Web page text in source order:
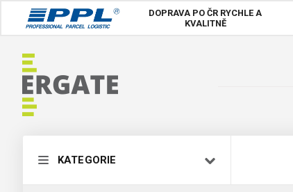
DOPRAVA PO ČR RYCHLE A
KVALITNĚ
KATEGORIE